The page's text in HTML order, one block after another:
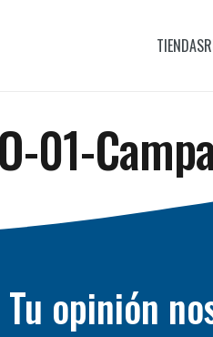
TIENDAS
01-
Tu opinión